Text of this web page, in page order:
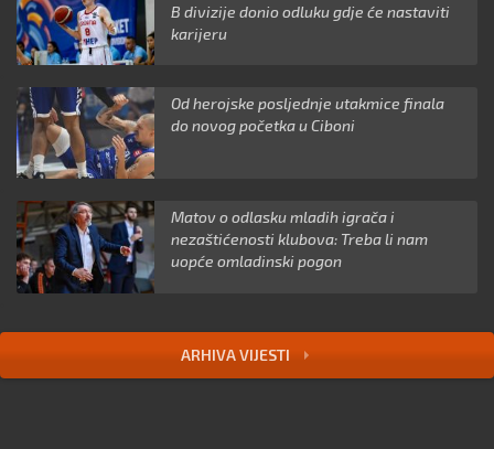
B divizije donio odluku gdje će nastaviti
karijeru
Od herojske posljednje utakmice finala
do novog početka u Ciboni
Matov o odlasku mladih igrača i
nezaštićenosti klubova: Treba li nam
uopće omladinski pogon
ARHIVA VIJESTI